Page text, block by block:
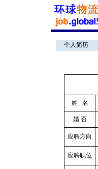
个人简历
姓 名
婚 否
应聘方向
应聘职位